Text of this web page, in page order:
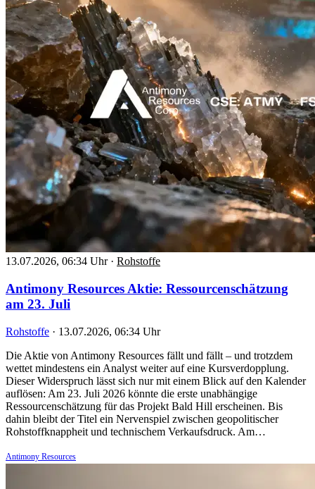
13.07.2026, 06:34 Uhr · Rohstoffe
Antimony Resources Aktie: Ressourcenschätzung
am 23. Juli
Rohstoffe · 13.07.2026, 06:34 Uhr
Die Aktie von Antimony Resources fällt und fällt – und trotzdem
wettet mindestens ein Analyst weiter auf eine Kursverdopplung.
Dieser Widerspruch lässt sich nur mit einem Blick auf den Kalender
auflösen: Am 23. Juli 2026 könnte die erste unabhängige
Ressourcenschätzung für das Projekt Bald Hill erscheinen. Bis
dahin bleibt der Titel ein Nervenspiel zwischen geopolitischer
Rohstoffknappheit und technischem Verkaufsdruck. Am…
Antimony Resources